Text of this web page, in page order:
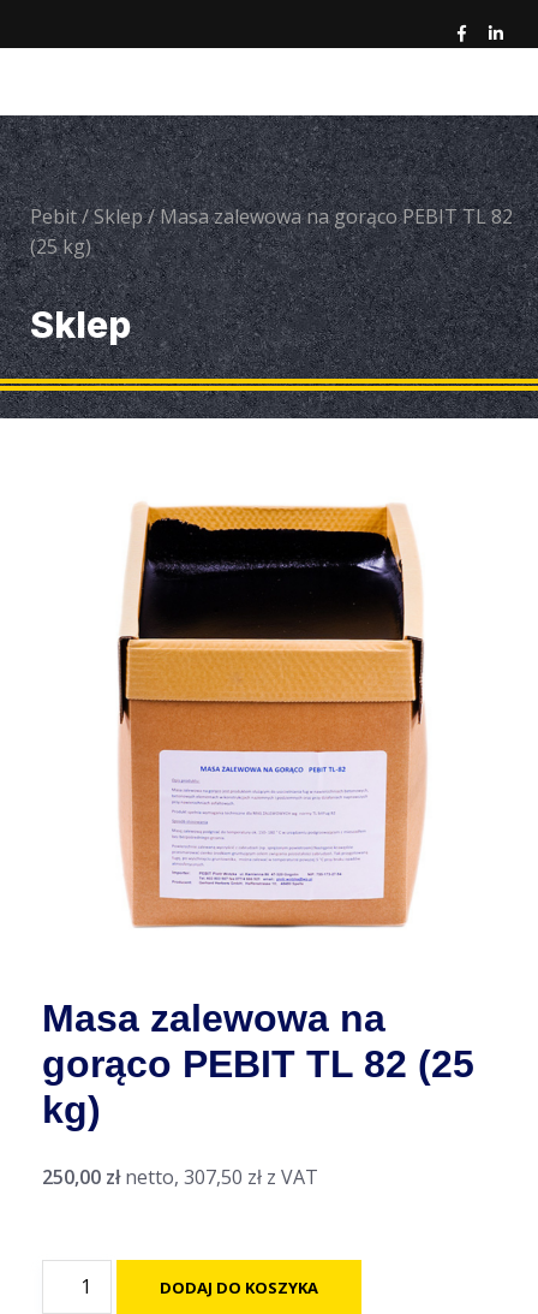
Pebit/Sklep/Masa zalewowa na gorąco PEBIT TL 82
(25 kg)
Sklep
Masa zalewowa na
gorąco PEBIT TL 82 (25
kg)
250,00 zł netto, 307,50 zł z VAT
DODAJ DO KOSZYKA